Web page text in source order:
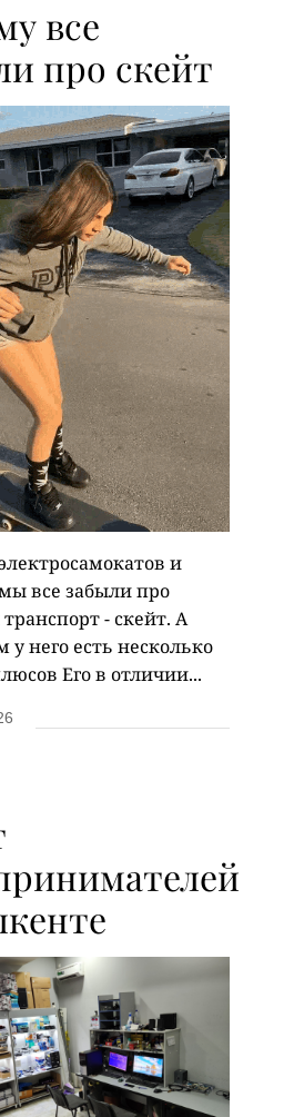
все
про скейт
и
все забыли про
- скейт. А
у него есть несколько
Его в отличии...